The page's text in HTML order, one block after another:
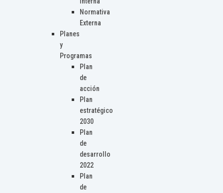
Normativa
Externa
Planes
y
Programas
Plan
de
acción
Plan
estratégico
2030
Plan
de
desarrollo
2022
Plan
de